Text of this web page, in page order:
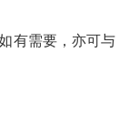
有需要，亦可与